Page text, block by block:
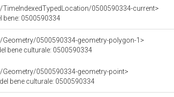
0500590334-current>
bene: 0500590334
0500590334-geometry-polygon-1>
bene culturale: 0500590334
0500590334-geometry-point>
bene culturale: 0500590334